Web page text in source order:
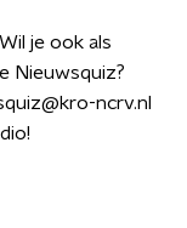
je ook als
Nieuwsquiz?
ncrv.nl